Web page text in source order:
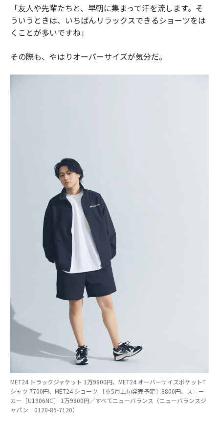
「友人や先輩たちと、早朝に集まって汗を流します。そ
ういうときは、いちばんリラックスできるショーツをは
くことが多いですね」
その際も、やはりオーバーサイズが気分だ。
MET24 トラックジャケット 1万9800円、MET24 オーバーサイズポケットT
シャツ 7700円、MET24 ショーツ ［※5月上旬発売予定］8800円、スニー
カー［U1906NC］ 1万9800円／すべてニューバランス（ニューバランスジ
ャパン 0120-85-7120）